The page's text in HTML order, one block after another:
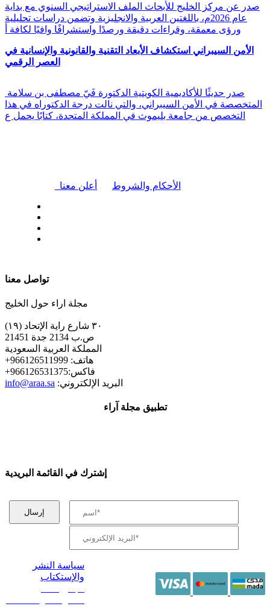
صدر عن مركز الخليج للأبحاث الملف الاستراتيجي السنوي مع بداية
عام 2026م، باللغتين العربية والانجليزية وتضمن دراسات تحليلية
ورؤى معمقة، وقراءات دقيقة ورصدًا واستشرافًا وافيًا لكافة أ
الأمن السيبراني استكشاف الأبعاد التقنية والقانونية والإنسانية في
العصر الرقمي
المتخصصة في الأمن السيبراني، والتي نالت درجة الدكتوراه في هذا
التخصص من جامعة بليموث في المملكة المتحدة، كتابًا يحمل ع
أعلن معنا الأحكام والشروط
تواصل معنا
مجلة اراء حول الخليج
٣٠ شارع راية الإتحاد (١٩)
ص.ب 2134 جدة 21451
المملكة العربية السعودية
+هاتف: 966126511999
+فاكس:966126531375
info@araa.sa :البريد الإلكتروني
تطبيق مجلة آراء
إشترك في القائمة البريدية
سياسة النشر
والإستكتاب